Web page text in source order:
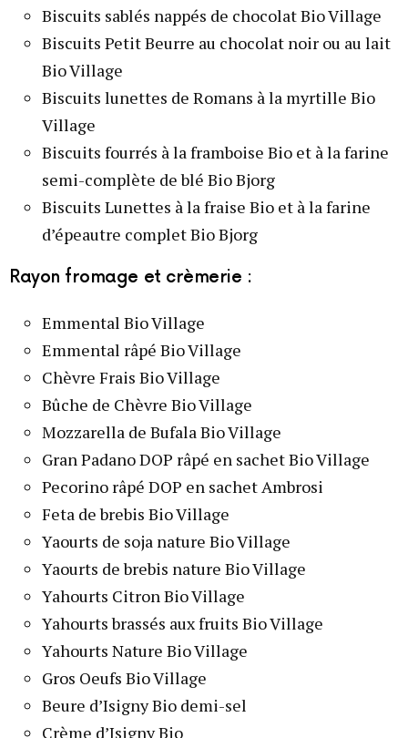
Biscuits sablés nappés de chocolat Bio Village
Biscuits Petit Beurre au chocolat noir ou au lait
Bio Village
Biscuits lunettes de Romans à la myrtille Bio
Village
Biscuits fourrés à la framboise Bio et à la farine
semi-complète de blé Bio Bjorg
Biscuits Lunettes à la fraise Bio et à la farine
d’épeautre complet Bio Bjorg
Rayon fromage et crèmerie :
Emmental Bio Village
Emmental râpé Bio Village
Chèvre Frais Bio Village
Bûche de Chèvre Bio Village
Mozzarella de Bufala Bio Village
Gran Padano DOP râpé en sachet Bio Village
Pecorino râpé DOP en sachet Ambrosi
Feta de brebis Bio Village
Yaourts de soja nature Bio Village
Yaourts de brebis nature Bio Village
Yahourts Citron Bio Village
Yahourts brassés aux fruits Bio Village
Yahourts Nature Bio Village
Gros Oeufs Bio Village
Beure d’Isigny Bio demi-sel
Crème d’Isigny Bio